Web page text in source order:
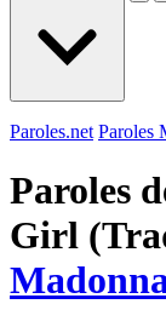
Paroles.net Paroles
Paroles
Girl